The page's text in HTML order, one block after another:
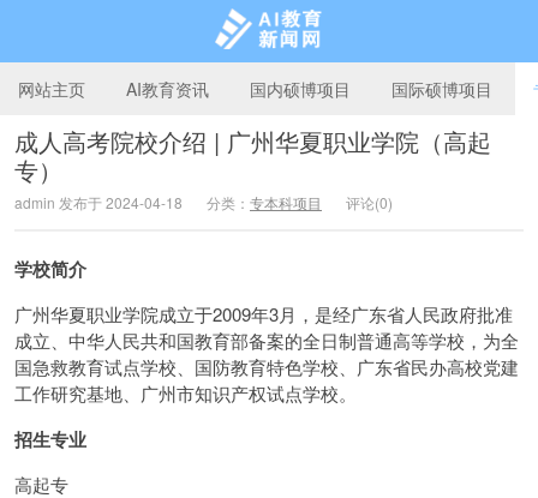
网站主页 AI教育资讯 国内硕博项目 国际硕博项目
成人高考院校介绍 | 广州华夏职业学院（高起
专）
admin 发布于 2024-04-18 分类： 专本科项目 评论(0)
学校简介
广州华夏职业学院成立于2009年3月，是经广东省人民政府批准
成立、中华人民共和国教育部备案的全日制普通高等学校，为全
国急救教育试点学校、国防教育特色学校、广东省民办高校党建
工作研究基地、广州市知识产权试点学校。
招生专业
高起专